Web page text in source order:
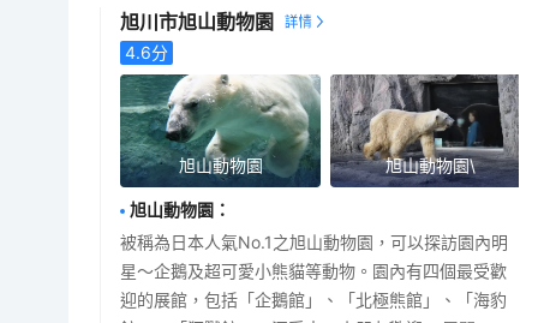
旭川市旭山動物園
4.6分
旭山動物園 旭山動物園\
旭山動物園 ：
被稱為日本人氣No.1之旭山動物園，可以探訪園內明
星～企鵝及超可愛小熊貓等動物。園內有四個最受歡
迎的展館，包括「企鵝館」、「北極熊館」、「海豹